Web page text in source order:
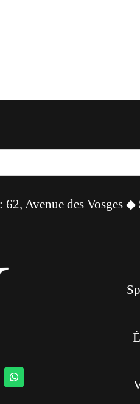
: 62, Avenue des Vosges ◆